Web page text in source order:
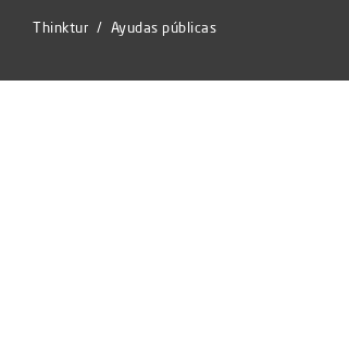
Thinktur / Ayudas públicas